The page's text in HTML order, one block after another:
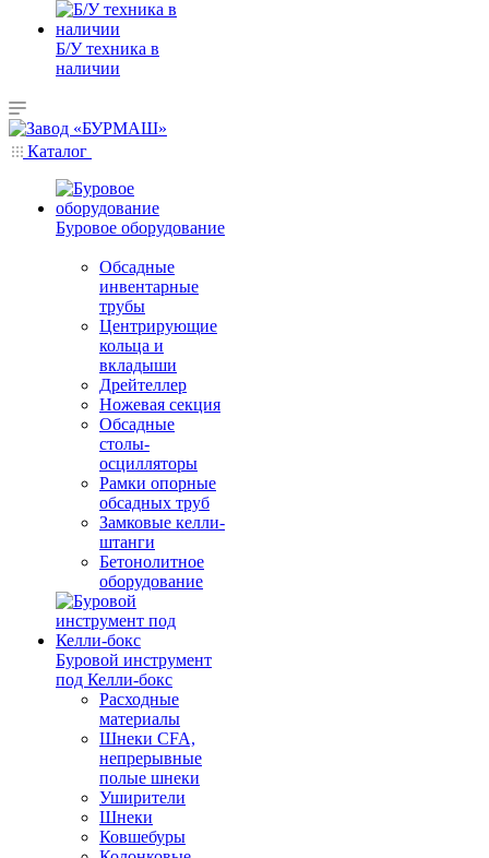
Б/У техника в
наличии
Каталог
Буровое оборудование
Обсадные
инвентарные
трубы
Центрирующие
кольца и
вкладыши
Дрейтеллер
Ножевая секция
Обсадные
столы-
осцилляторы
Рамки опорные
обсадных труб
Замковые келли-
штанги
Бетонолитное
оборудование
Буровой инструмент
под Келли-бокс
Расходные
материалы
Шнеки CFA,
непрерывные
полые шнеки
Уширители
Шнеки
Ковшебуры